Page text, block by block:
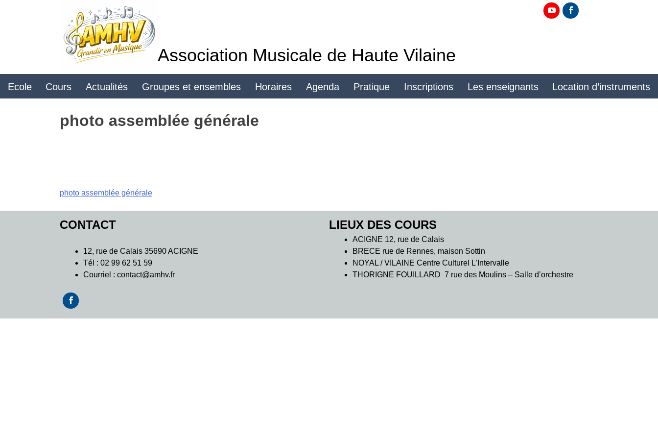
Association Musicale de Haute Vilaine
Ecole Cours Actualités Groupes et ensembles Horaires Agenda Pratique Inscriptions Les enseignants Location d’instruments
photo assemblée générale
Navigation
de
l’article
photo assemblée générale
CONTACT
12, rue de Calais 35690 ACIGNE
Tél : 02 99 62 51 59
Courriel : contact@amhv.fr
LIEUX DES COURS
ACIGNE 12, rue de Calais
BRECE rue de Rennes, maison Sottin
NOYAL / VILAINE Centre Culturel L’Intervalle
THORIGNE FOUILLARD 7 rue des Moulins – Salle d’orchestre